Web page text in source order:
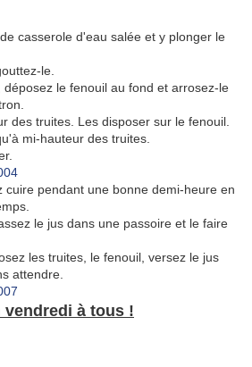
casserole d'eau salée et y plonger le
le.
le fenouil au fond et arrosez-le
des truites. Les disposer sur le fenouil.
mi-hauteur des truites.
cuire pendant une bonne demi-heure en
le jus dans une passoire et le faire
les truites, le fenouil, versez le jus
attendre.
vendredi à tous !